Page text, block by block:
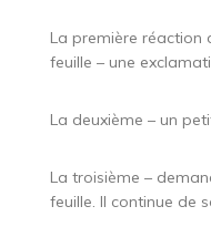
La première réaction
feuille – une
La deuxième – un
La troisième –
feuille. Il continue de